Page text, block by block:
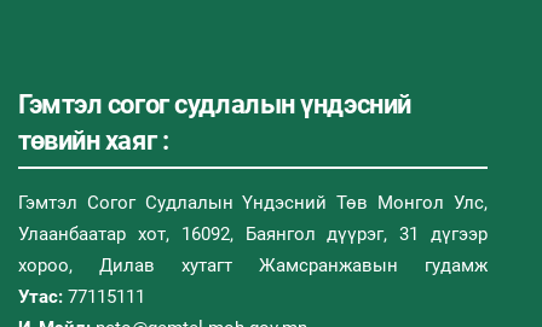
Гэмтэл согог судлалын үндэсний
төвийн хаяг :
Гэмтэл Согог Судлалын Үндэсний Төв Монгол Улс,
Улаанбаатар хот, 16092, Баянгол дүүрэг, 31 дүгээр
хороо, Дилав хутагт Жамсранжавын гудамж
Утас: 77115111